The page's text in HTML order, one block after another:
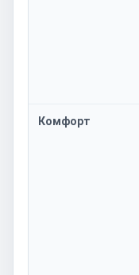
Комфорт